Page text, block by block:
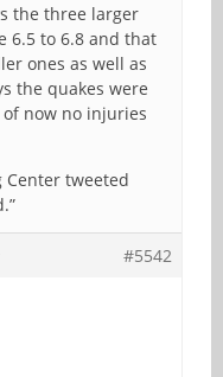
the three larger
6.5 to 6.8 and that
ones as well as
the quakes were
now no injuries
Center tweeted
#5542